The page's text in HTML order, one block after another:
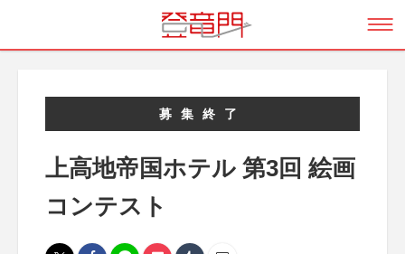
募集終了
上高地帝国ホテル 第3回 絵画
コンテスト